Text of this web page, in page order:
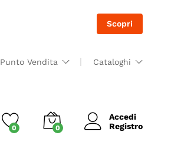
Scopri
Punto Vendita Cataloghi
0 0
Accedi
Registro